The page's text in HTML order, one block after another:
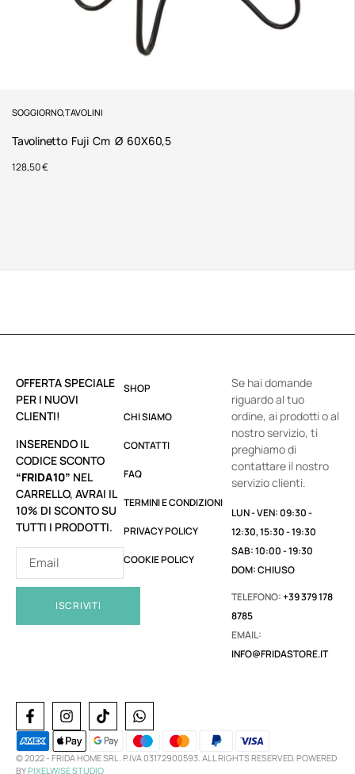
SOGGIORNO,TAVOLINI
Tavolinetto Fuji Cm Ø 60X60,5
128,50€
OFFERTA SPECIALE
PER I NUOVI
CLIENTI!
INSERENDO IL
CODICE SCONTO
“FRIDA10” NEL
CARRELLO, AVRAI IL
10% DI SCONTO SU
TUTTI I PRODOTTI.
ISCRIVITI
SHOP
CHI SIAMO
CONTATTI
FAQ
TERMINI E CONDIZIONI
PRIVACY POLICY
COOKIE POLICY
Se hai domande
riguardo al tuo
ordine, ai prodotti o al
nostro servizio, ti
preghiamo di
contattare il nostro
servizio clienti.
LUN - VEN: 09:30 -
12:30, 15:30 - 19:30
SAB: 10:00 - 19:30
DOM: CHIUSO
TELEFONO:+39 379 178
8785
EMAIL:
INFO@FRIDASTORE.IT
© 2022 - FRIDA HOME SRL. P.IVA 03172900593. ALL RIGHTS RESERVED. POWERED
BYPIXELWISE STUDIO